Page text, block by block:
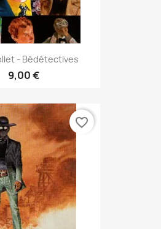
- Bédétectives
9,00 €
favorite_border